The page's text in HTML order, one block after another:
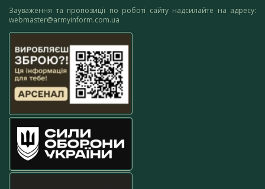
Зауваження та пропозиції по роботі сайту надсилайте на адресу:
webmaster@armyinform.com.ua